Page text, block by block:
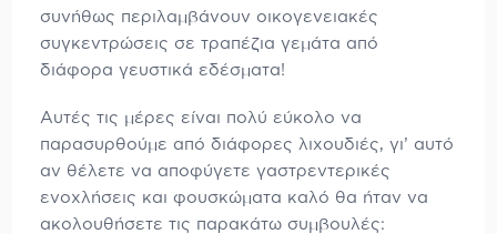
συνήθως περιλαμβάνουν οικογενειακές
συγκεντρώσεις σε τραπέζια γεμάτα από
διάφορα γευστικά εδέσματα!
Αυτές τις μέρες είναι πολύ εύκολο να
παρασυρθούμε από διάφορες λιχουδιές, γι’ αυτό
αν θέλετε να αποφύγετε γαστρεντερικές
ενοχλήσεις και φουσκώματα καλό θα ήταν να
ακολουθήσετε τις παρακάτω συμβουλές: